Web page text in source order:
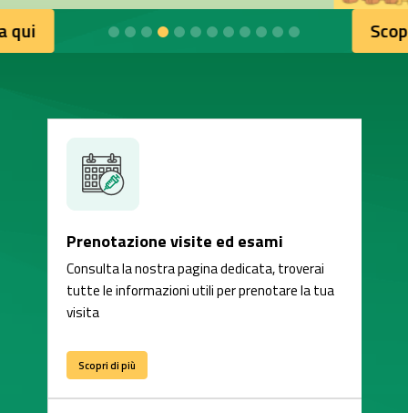
Scopri di più
Prenotazione visite ed esami
Consulta la nostra pagina dedicata, troverai
tutte le informazioni utili per prenotare la tua
visita
Scopri di più